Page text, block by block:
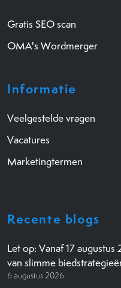
Gratis SEO scan
OMA's Wordmerger
Informatie
Veelgestelde vragen
Vacatures
Marketingtermen
Recente blogs
Let op: Vanaf 17
van slimme
6 augustus 2026